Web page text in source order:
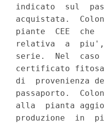
indicato  sul
acquistata.
piante  CEE  che
relativa  a  piu',
serie.  Nel
certificato
di  provenienza
passaporto.
alla  pianta
produzione  in